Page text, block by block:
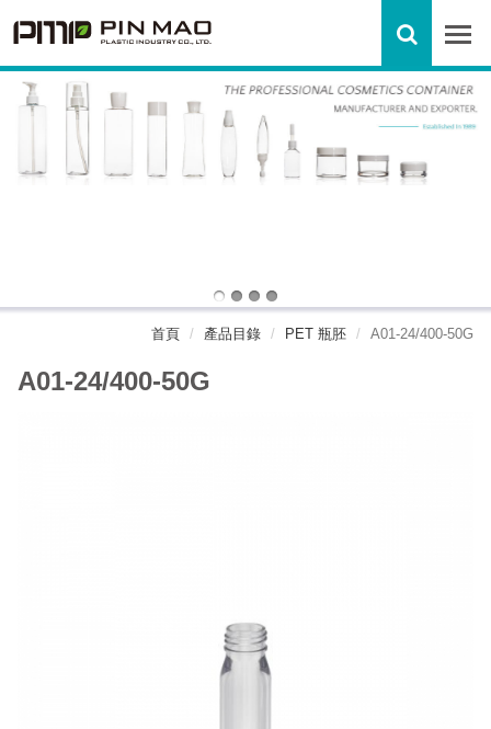
首頁 產品目錄 PET 瓶胚 A01-24/400-50G
A01-24/400-50G